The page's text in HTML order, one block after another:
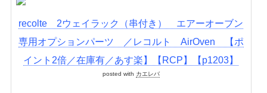
recolte 2ウェイラック（串付き） エアーオーブン
専用オプションパーツ ／レコルト AirOven 【ポ
イント2倍／在庫有／あす楽】【RCP】【p1203】
posted with カエレバ